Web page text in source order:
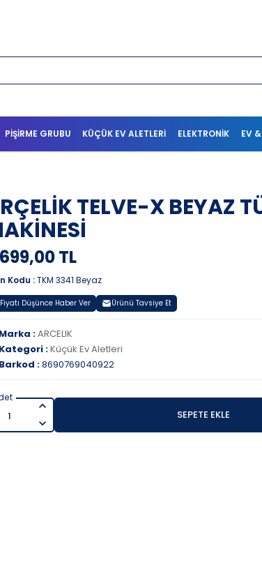
EV
ELEKTRONIK
KÜÇÜK EV ALETLERI
PIŞIRME GRUBU
TELVE-X BEYAZ
TL
Kodu :TKM 3341 Beyaz
Fiyatı Düşünce Haber Ver Ürünü Tavsiye Et
Marka :ARCELIK
Kategori :Küçük Ev Aletleri
Barkod :8690769040922
SEPETE EKLE